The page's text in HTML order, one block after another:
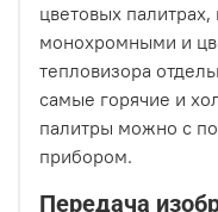
цветовых
монохромными и
тепловизора
самые горячие и
палитры можно с
прибором.
Передача